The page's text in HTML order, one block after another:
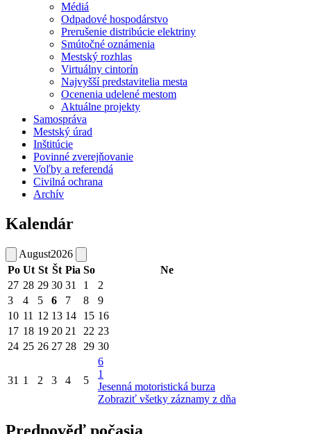
Médiá
Odpadové hospodárstvo
Prerušenie distribúcie elektriny
Smútočné oznámenia
Mestský rozhlas
Virtuálny cintorín
Najvyšší predstavitelia mesta
Ocenenia udelené mestom
Aktuálne projekty
Samospráva
Mestský úrad
Inštitúcie
Povinné zverejňovanie
Voľby a referendá
Civilná ochrana
Archív
Kalendár
August2026
Po Ut St Št Pia So
Ne
27 28 29 30 31 1
2
3
4 5 6 7 8
9
10 11 12 13 14 15 16
17 18 19 20 21 22 23
24 25 26 27 28 29 30
31 1 2 3 4 5
6
1
Jesenná motoristická burza
Zobraziť všetky záznamy z dňa